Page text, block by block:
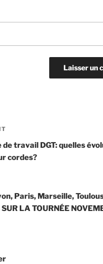
de travail DGT: quelles
cordes?
Paris, Marseille,
SUR LA TOURNÉE